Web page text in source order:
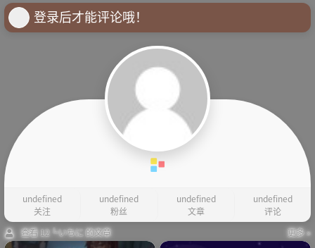
登录后才能评论哦！
undefined
关注
undefined
粉丝
undefined
文章
undefined
评论
查看 12╚いちに 的文章
更多 »